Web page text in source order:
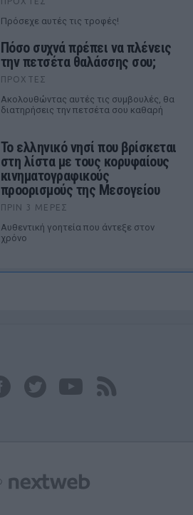
Πρόσεχε αυτές τις τροφές!
Πόσο συχνά πρέπει να πλένεις
την πετσέτα θαλάσσης σου;
ΠΡΟΧΤΈΣ
Ακολουθώντας αυτές τις συμβουλές, θα
διατηρήσεις την πετσέτα σου καθαρή
Το ελληνικό νησί που βρίσκεται
στη λίστα με τους κορυφαίους
κινηματογραφικούς
προορισμούς της Μεσογείου
ΠΡΙΝ 3 ΜΈΡΕΣ
Αυθεντική γοητεία που άντεξε στον
χρόνο